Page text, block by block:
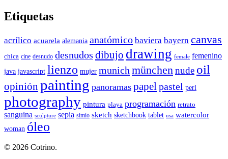
Etiquetas
acrílico acuarela alemania anatómico baviera bayern canvas
chica cine desnudo desnudos dibujo drawing female femenino
java javascript lienzo mujer munich münchennude oil
opinión painting panoramas papelpastel perl
photography pintura playa programación retrato
sanguina sculpture sepia simio sketch sketchbook tablet usa watercolor
woman óleo
© 2026 Cotrino.